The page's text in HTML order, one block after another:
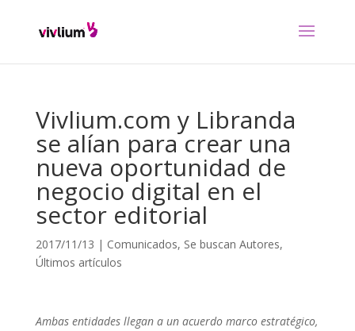
Vivlium.com y Libranda
se alían para crear una
nueva oportunidad de
negocio digital en el
sector editorial
2017/11/13 | Comunicados, Se buscan Autores,
Últimos artículos
Ambas entidades llegan a un acuerdo marco estratégico,